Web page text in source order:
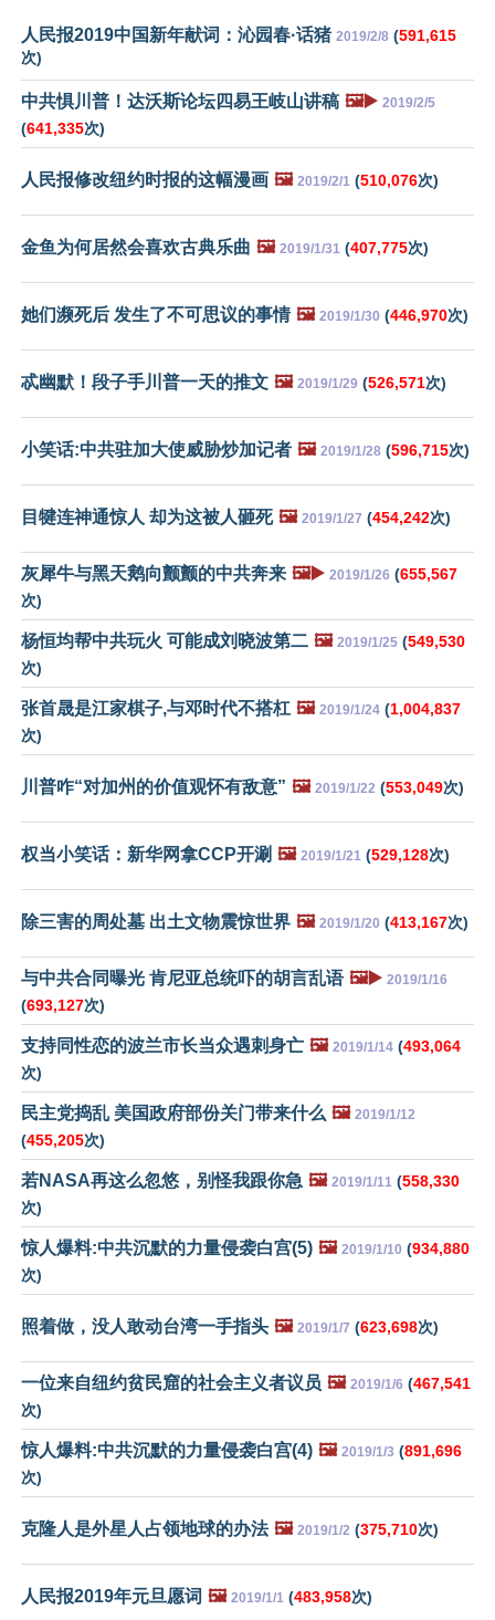
人民报2019中国新年献词：沁园春·话猪 2019/2/8 (591,615
次)
中共惧川普！达沃斯论坛四易王岐山讲稿 🖼️▶️ 2019/2/5
(641,335次)
人民报修改纽约时报的这幅漫画 🖼️ 2019/2/1 (510,076次)
金鱼为何居然会喜欢古典乐曲 🖼️ 2019/1/31 (407,775次)
她们濒死后 发生了不可思议的事情 🖼️ 2019/1/30 (446,970次)
忒幽默！段子手川普一天的推文 🖼️ 2019/1/29 (526,571次)
小笑话:中共驻加大使威胁炒加记者 🖼️ 2019/1/28 (596,715次)
目犍连神通惊人 却为这被人砸死 🖼️ 2019/1/27 (454,242次)
灰犀牛与黑天鹅向颤颤的中共奔来 🖼️▶️ 2019/1/26 (655,567
次)
杨恒均帮中共玩火 可能成刘晓波第二 🖼️ 2019/1/25 (549,530
次)
张首晟是江家棋子,与邓时代不搭杠 🖼️ 2019/1/24 (1,004,837
次)
川普咋“对加州的价值观怀有敌意” 🖼️ 2019/1/22 (553,049次)
权当小笑话：新华网拿CCP开涮 🖼️ 2019/1/21 (529,128次)
除三害的周处墓 出土文物震惊世界 🖼️ 2019/1/20 (413,167次)
与中共合同曝光 肯尼亚总统吓的胡言乱语 🖼️▶️ 2019/1/16
(693,127次)
支持同性恋的波兰市长当众遇刺身亡 🖼️ 2019/1/14 (493,064
次)
民主党捣乱 美国政府部份关门带来什么 🖼️ 2019/1/12
(455,205次)
若NASA再这么忽悠，别怪我跟你急 🖼️ 2019/1/11 (558,330
次)
惊人爆料:中共沉默的力量侵袭白宫(5) 🖼️ 2019/1/10 (934,880
次)
照着做，没人敢动台湾一手指头 🖼️ 2019/1/7 (623,698次)
一位来自纽约贫民窟的社会主义者议员 🖼️ 2019/1/6 (467,541
次)
惊人爆料:中共沉默的力量侵袭白宫(4) 🖼️ 2019/1/3 (891,696
次)
克隆人是外星人占领地球的办法 🖼️ 2019/1/2 (375,710次)
人民报2019年元旦愿词 🖼️ 2019/1/1 (483,958次)